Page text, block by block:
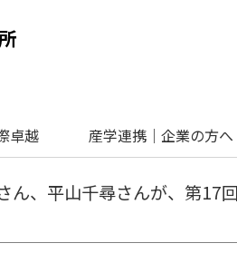
卓越 産学連携｜企業の方へ
ん、平山千尋さんが、第17